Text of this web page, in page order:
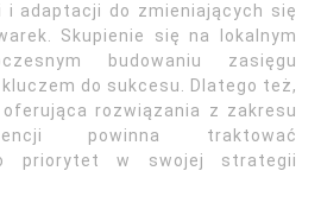
i adaptacji do zmieniających się
Skupienie się na lokalnym
budowaniu zasięgu
do sukcesu. Dlatego też,
rozwiązania z zakresu
powinna traktować
priorytet w swojej strategii